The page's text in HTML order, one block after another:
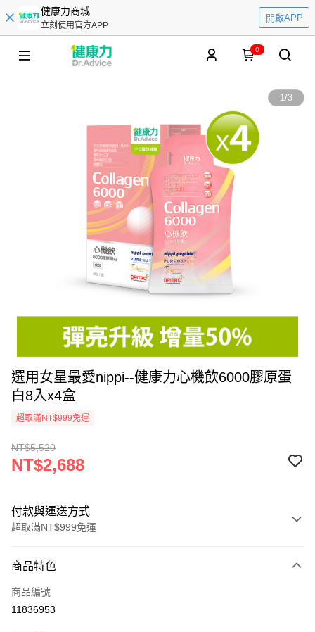
健康力商城
立刻使用官方APP
開啟APP
0
1/3
選用女星最愛nippi--健康力心機飲6000膠原蛋
白8入x4盒
超取滿NT$999免運
NT$5,520
NT$2,688
付款與運送方式
超取滿NT$999免運
信用卡一次付款
信用卡分期付款
商品特色
商品編號
11836953